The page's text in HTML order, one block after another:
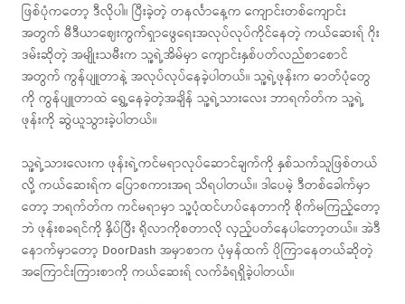
ဖြစ်ပုံကတော့ ဒီလိုပါ။ ပြီးခဲ့တဲ့ တနင်္လာနေ့က ကျောင်းတစ်ကျောင်း
အတွက် မီဒီယာဈေးကွက်ရှာဖွေရေးအလုပ်လုပ်ကိုင်နေတဲ့ ကယ်ဆေးရ် ဂိုး
ဒမ်းဆိုတဲ့ အမျိုးသမီးက သူ့ရဲ့အိမ်မှာ ကျောင်းနှစ်ပတ်လည်စာစောင်
အတွက် ကွန်ပျူတာနဲ့ အလုပ်လုပ်နေခဲ့ပါတယ်။ သူ့ရဲ့ဖုန်းက ဓာတ်ပုံတွေ
ကို ကွန်ပျူတာထဲ ရွှေ့နေခဲ့တဲ့အချိန် သူ့ရဲ့သားလေး ဘာရက်တ်က သူ့ရဲ့
ဖုန်းကို ဆွဲယူသွားခဲ့ပါတယ်။
သူ့ရဲ့သားလေးက ဖုန်းရဲ့ကင်မရာလုပ်ဆောင်ချက်ကို နှစ်သက်သူဖြစ်တယ်
လို့ ကယ်ဆေးရ်က ပြောစကားအရ သိရပါတယ်။ ဒါပေမဲ့ ဒီတစ်ခေါက်မှာ
တော့ ဘရက်တ်က ကင်မရာမှာ သူ့ပုံထင်ဟပ်နေတာကို စိုက်မကြည့်တော့
ဘဲ ဖုန်းစခရင်ကို နှိပ်ပြီး ရိုလာကိုစတာလို လှည့်ပတ်နေပါတော့တယ်။ အဲဒီ
နောက်မှာတော့ DoorDash အမှာစာက ပုံမှန်ထက် ပိုကြာနေတယ်ဆိုတဲ့
အကြောင်းကြားစာကို ကယ်ဆေးရ် လက်ခံရရှိခဲ့ပါတယ်။